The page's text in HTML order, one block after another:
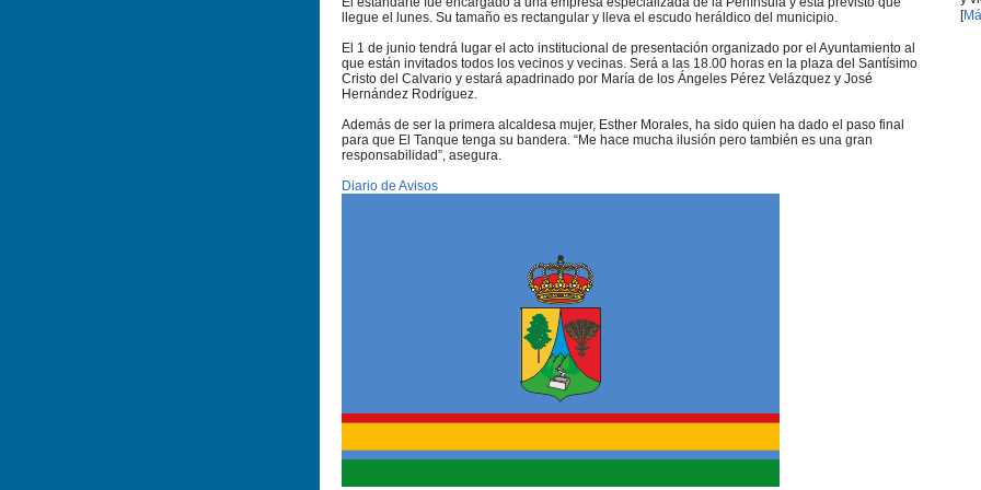
llegue el lunes. Su tamaño es rectangular y lleva el escudo heráldico del municipio.
El 1 de junio tendrá lugar el acto institucional de presentación organizado por el Ayuntamiento al
que están invitados todos los vecinos y vecinas. Será a las 18.00 horas en la plaza del Santísimo
Cristo del Calvario y estará apadrinado por María de los Ángeles Pérez Velázquez y José
Hernández Rodríguez.
Además de ser la primera alcaldesa mujer, Esther Morales, ha sido quien ha dado el paso final
para que El Tanque tenga su bandera. “Me hace mucha ilusión pero también es una gran
responsabilidad”, asegura.
Diario de Avisos
[